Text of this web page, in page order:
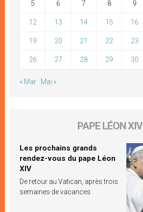
5 6 7 8 9
12 13 14 15 16
19 20 21 22 23
26 27 28 29 30
« Mar Mai »
PAPE LÉON XIV
Les prochains grands
rendez-vous du pape Léon
XIV
De retour au Vatican, après trois
semaines de vacances